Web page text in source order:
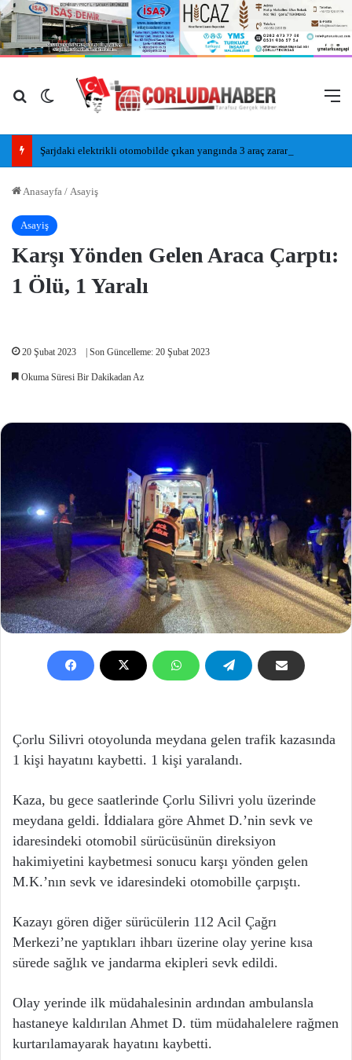
Arama yap ...
Dış görünümü değiştir
Şarjdaki elektrikli otomobilde çıkan yangında 3 araç zarar gördü
Anasayfa / Asayiş
Asayiş
Karşı Yönden Gelen Araca Çarptı:
1 Ölü, 1 Yaralı
20 Şubat 2023 | Son Güncelleme: 20 Şubat 2023
Okuma Süresi Bir Dakikadan Az
Çorlu Silivri otoyolunda meydana gelen trafik kazasında
1 kişi hayatını kaybetti. 1 kişi yaralandı.
Kaza, bu gece saatlerinde Çorlu Silivri yolu üzerinde
meydana geldi. İddialara göre Ahmet D.’nin sevk ve
idaresindeki otomobil sürücüsünün direksiyon
hakimiyetini kaybetmesi sonucu karşı yönden gelen
M.K.’nın sevk ve idaresindeki otomobille çarpıştı.
Kazayı gören diğer sürücülerin 112 Acil Çağrı
Merkezi’ne yaptıkları ihbarı üzerine olay yerine kısa
sürede sağlık ve jandarma ekipleri sevk edildi.
Olay yerinde ilk müdahalesinin ardından ambulansla
hastaneye kaldırılan Ahmet D. tüm müdahalelere rağmen
kurtarılamayarak hayatını kaybetti.